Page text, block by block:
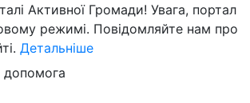
Активної Громади! Увага, портал
режимі. Повідомляйте нам про
Детальніше
допомога